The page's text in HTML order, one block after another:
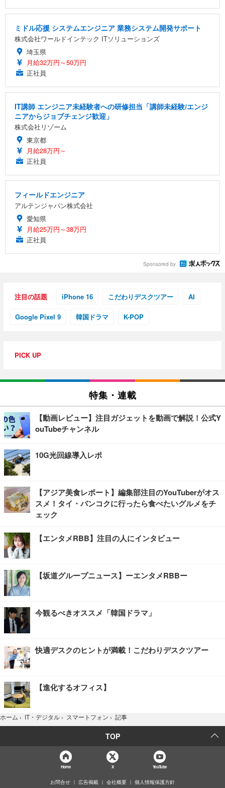
ミドル応援 システムエンジニア 業務システム開発サポート
株式会社ワールドインテック ITソリューションズ
埼玉県
月給32万円～50万円
正社員
IT講師 エンジニア未経験者への研修担当「講師未経験/エンジ
ニアからジョブチェンジ歓迎」
株式会社リゾーム
東京都
月給28万円～
正社員
フィールドエンジニア
アルテンジャパン株式会社
愛知県
月給25万円～38万円
正社員
Sponsored by
注目の話題 iPhone 16 こだわりデスクツアー AI
Google Pixel 9 韓国ドラマ K-POP
PICK UP
特集・連載
【動画レビュー】注目ガジェットを動画で解説！公式Y
ouTubeチャンネル
10G光回線導入レポ
【アジア美食レポート】編集部注目のYouTuberがオス
スメ！タイ・バンコクに行ったら食べたいグルメをチ
ェック
【エンタメRBB】注目の人にインタビュー
【坂道グループニュース】ーエンタメRBBー
今観るべきオススメ「韓国ドラマ」
快適デスクのヒントが満載！こだわりデスクツアー
【進化するオフィス】
ホーム › IT・デジタル › スマートフォン › 記事
TOP
Home X YouTube
お問合せ 広告掲載 会社概要 個人情報保護方針